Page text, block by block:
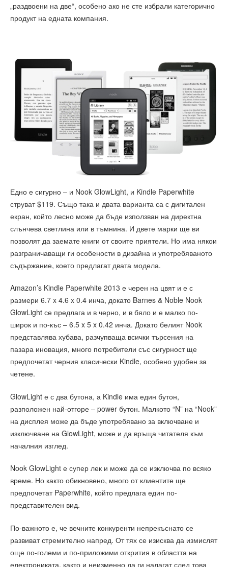
„раздвоени на две“, особено ако не сте избрали категорично
продукт на едната компания.
Едно е сигурно – и Nook GlowLight, и Kindle Paperwhite
струват $119. Също така и двата варианта са с дигитален
екран, който лесно може да бъде използван на директна
слънчева светлина или в тъмнина. И двете марки ще ви
позволят да заемате книги от своите приятели. Но има някои
разграничаващи ги особености в дизайна и употребяваното
съдържание, което предлагат двата модела.
Amazon’s Kindle Paperwhite 2013 е черен на цвят и е с
размери 6.7 x 4.6 x 0.4 инча, докато Barnes & Noble Nook
GlowLight се предлага и в черно, и в бяло и е малко по-
широк и по-къс – 6.5 x 5 x 0.42 инча. Докато белият Nook
представлява хубава, разчупваща всички търсения на
пазара иновация, много потребители със сигурност ще
предпочетат черния класически Kindle, особено удобен за
четене.
GlowLight е с два бутона, а Kindle има един бутон,
разположен най-отгоре – power бутон. Малкото “N” на “Nook”
на дисплея може да бъде употребявано за включване и
изключване на GlowLight, може и да връща читателя към
началния изглед.
Nook GlowLight е супер лек и може да се изключва по всяко
време. Но както обикновено, много от клиентите ще
предпочетат Paperwhite, който предлага един по-
представителен вид.
По-важното е, че вечните конкуренти непрекъснато се
развиват стремително напред. От тях се изисква да измислят
още по-големи и по-приложими открития в областта на
електрониката, както и неизменно да ги налагат след това